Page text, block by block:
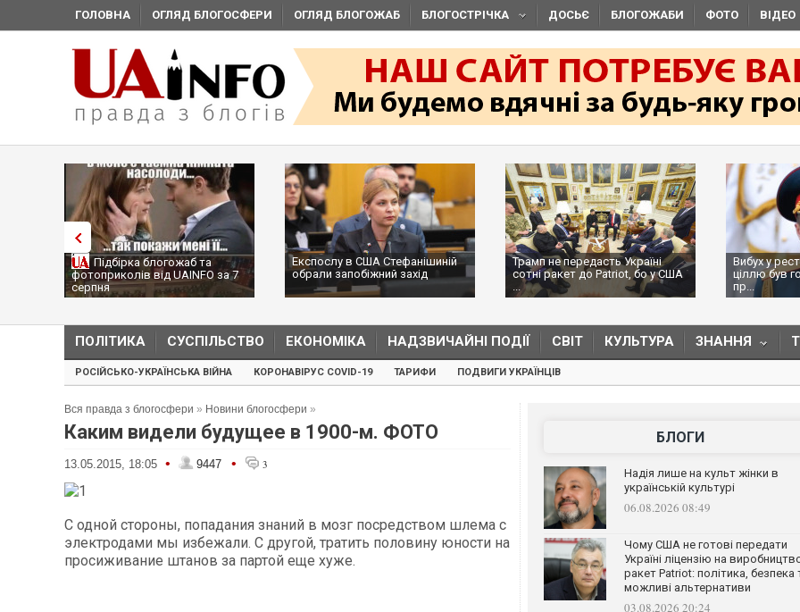
ГОЛОВНА ОГЛЯД БЛОГОСФЕРИ ОГЛЯД БЛОГОЖАБ БЛОГОСТРІЧКА ДОСЬЄ БЛОГОЖАБИ ФОТО ВІДЕО
Підбірка блогожаб та
фотоприколів від UAINFO за 7
серпня
Експослу в США Стефанішиній
обрали запобіжний захід
Трамп не передасть Україні
сотні ракет до Patriot, бо у США
...
Вибух у
ціллю був
пр...
ПОЛІТИКА СУСПІЛЬСТВО ЕКОНОМІКА НАДЗВИЧАЙНІ ПОДІЇ СВІТ КУЛЬТУРА ЗНАННЯ
РОСІЙСЬКО-УКРАЇНСЬКА ВІЙНА КОРОНАВІРУС COVID-19 ТАРИФИ ПОДВИГИ УКРАЇНЦІВ
Вся правда з блогосфери » Новини блогосфери »
Каким видели будущее в 1900-м. ФОТО
13.05.2015, 18:05 • 9447 • 3
С одной стороны, попадания знаний в мозг посредством шлема с
электродами мы избежали. С другой, тратить половину юности на
просиживание штанов за партой еще хуже.
БЛОГИ
Надія лише на культ жінки в
українській культурі
06.08.2026 08:49
Чому США не готові передати
Україні ліцензію на
ракет Patriot: політика, безпека
можливі альтернативи
03.08.2026 20:24